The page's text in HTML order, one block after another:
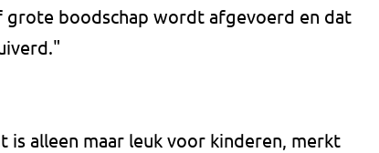
grote boodschap wordt afgevoerd en dat
is alleen maar leuk voor kinderen, merkt